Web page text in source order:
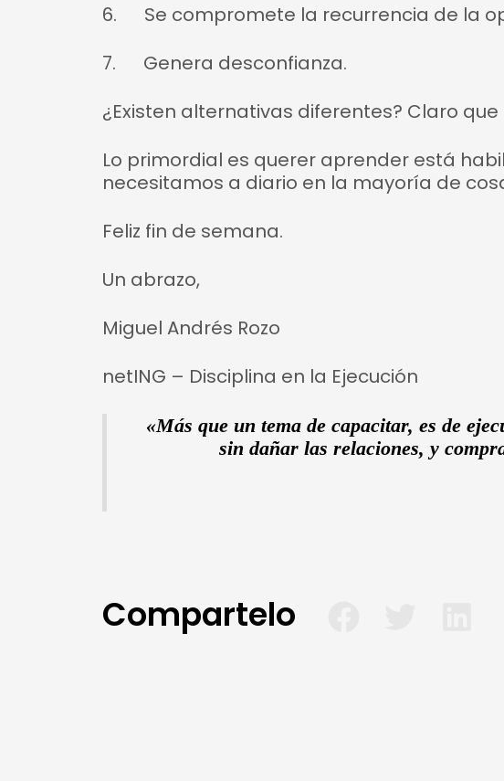
6. Se compromete la recurrencia de la
7. Genera desconfianza.
¿Existen alternativas diferentes? Claro que
Lo primordial es querer aprender está
necesitamos a diario en la mayoría de
Feliz fin de semana.
Un abrazo,
Miguel Andrés Rozo
netING – Disciplina en la Ejecución
«Más que un tema de capacitar, es de
sin dañar las relaciones, y
Compartelo